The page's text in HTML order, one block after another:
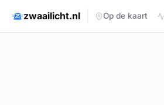
zwaailicht.nl Op de kaart